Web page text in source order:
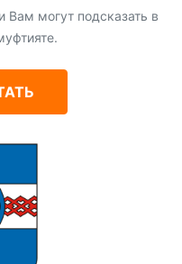
Вам могут подсказать в